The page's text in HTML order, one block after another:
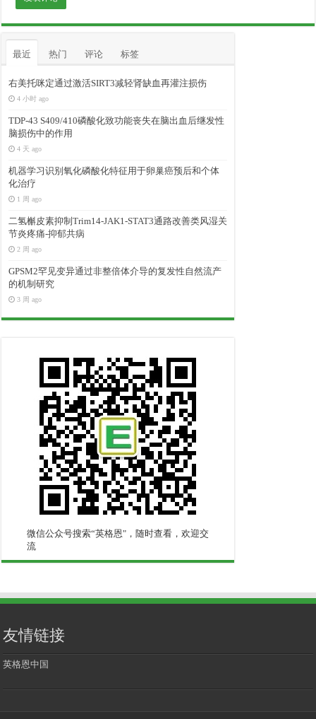
最近 热门 评论 标签
右美托咪定通过激活SIRT3减轻肾缺血再灌注损伤
4 小时 ago
TDP-43 S409/410磷酸化致功能丧失在脑出血后继发性
脑损伤中的作用
4 天 ago
机器学习识别氧化磷酸化特征用于卵巢癌预后和个体
化治疗
1 周 ago
二氢槲皮素抑制Trim14-JAK1-STAT3通路改善类风湿关
节炎疼痛-抑郁共病
2 周 ago
GPSM2罕见变异通过非整倍体介导的复发性自然流产
的机制研究
3 周 ago
微信公众号搜索“英格恩"，随时查看，欢迎交
流
友情链接
英格恩中国